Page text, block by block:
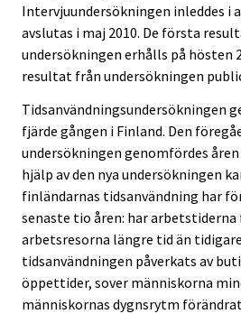
Intervjuundersökningen inleddes i
avslutas i maj 2010. De första
undersökningen erhålls på hösten
resultat från undersökningen
Tidsanvändningsundersökningen
fjärde gången i Finland. Den
undersökningen genomfördes åren
hjälp av den nya undersökningen
finländarnas tidsanvändning har
senaste tio åren: har
arbetsresorna längre tid än
tidsanvändningen påverkats av
öppettider, sover människorna
människornas dygnsrytm